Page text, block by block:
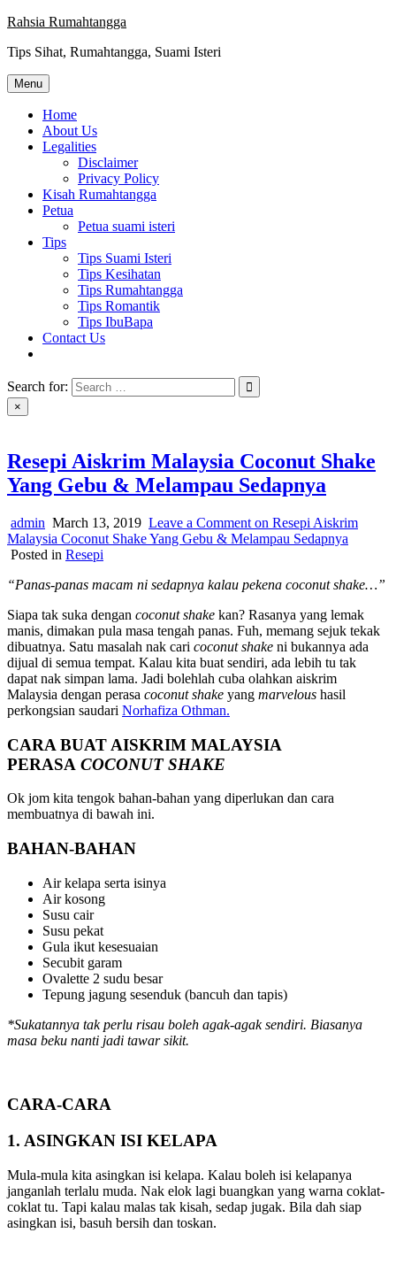
Skip
content
Rahsia Rumahtangga
Tips Sihat, Rumahtangga, Suami Isteri
Menu
Home
About Us
Legalities
Disclaimer
Privacy Policy
Kisah Rumahtangga
Petua
Petua suami isteri
Tips
Tips Suami Isteri
Tips Kesihatan
Tips Rumahtangga
Tips Romantik
Tips IbuBapa
Contact Us
Search for:
×
Resepi Aiskrim Malaysia Coconut Shake
Yang Gebu & Melampau Sedapnya
admin March 13, 2019 Leave a Comment on Resepi Aiskrim
Malaysia Coconut Shake Yang Gebu & Melampau Sedapnya
Posted in Resepi
“Panas-panas macam ni sedapnya kalau pekena coconut shake…”
Siapa tak suka dengan coconut shake kan? Rasanya yang lemak
manis, dimakan pula masa tengah panas. Fuh, memang sejuk tekak
dibuatnya. Satu masalah nak cari coconut shake ni bukannya ada
dijual di semua tempat. Kalau kita buat sendiri, ada lebih tu tak
dapat nak simpan lama. Jadi bolehlah cuba olahkan aiskrim
Malaysia dengan perasa coconut shake yang marvelous hasil
perkongsian saudari Norhafiza Othman.
CARA BUAT AISKRIM MALAYSIA
PERASA COCONUT SHAKE
Ok jom kita tengok bahan-bahan yang diperlukan dan cara
membuatnya di bawah ini.
BAHAN-BAHAN
Air kelapa serta isinya
Air kosong
Susu cair
Susu pekat
Gula ikut kesesuaian
Secubit garam
Ovalette 2 sudu besar
Tepung jagung sesenduk (bancuh dan tapis)
*Sukatannya tak perlu risau boleh agak-agak sendiri. Biasanya
masa beku nanti jadi tawar sikit.
CARA-CARA
1. ASINGKAN ISI KELAPA
Mula-mula kita asingkan isi kelapa. Kalau boleh isi kelapanya
janganlah terlalu muda. Nak elok lagi buangkan yang warna coklat-
coklat tu. Tapi kalau malas tak kisah, sedap jugak. Bila dah siap
asingkan isi, basuh bersih dan toskan.